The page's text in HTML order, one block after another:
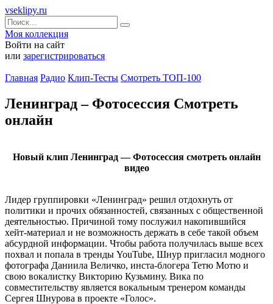
vseklipy.ru
Моя коллекция
Войти на сайт
или зарегистрироваться
Главная Радио Клип-Тесты Смотреть ТОП-100
Ленинград – Фотосессия Смотреть
онлайн
Новый клип Ленинград — Фотосессия смотреть онлайн
видео
Лидер группировки «Ленинград» решил отдохнуть от
политики и прочих обязанностей, связанных с общественной
деятельностью. Причиной тому послужил накопившийся
хейт-материал и не возможность держать в себе такой объем
абсурдной информации. Чтобы работа получилась выше всех
похвал и попала в тренды YouTube, Шнур пригласил модного
фотографа Даниила Величко, инста-блогера Тетю Мотю и
свою вокалистку Викторию Кузьмину. Вика по
совместительству является вокальным тренером команды
Сергея Шнурова в проекте «Голос».